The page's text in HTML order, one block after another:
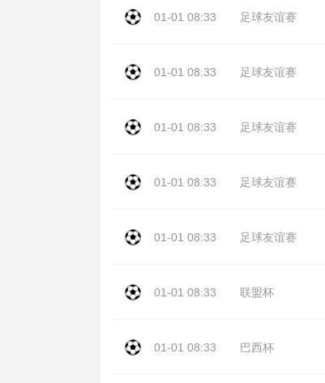
01-01 08:33 足球友谊赛
01-01 08:33 足球友谊赛
01-01 08:33 足球友谊赛
01-01 08:33 足球友谊赛
01-01 08:33 足球友谊赛
01-01 08:33 联盟杯
01-01 08:33 巴西杯